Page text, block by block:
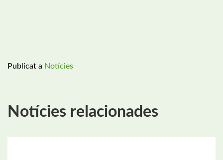
Publicat a Notícies
Notícies relacionades